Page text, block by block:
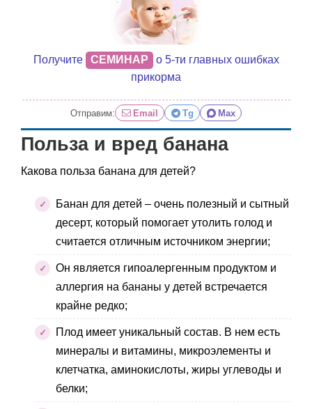
Получите СЕМИНАР
о 5-ти главных ошибках
прикорма
Отправим: Email Tg Max
Польза и вред банана
Какова польза банана для детей?
Банан для детей – очень полезный и сытный
десерт, который помогает утолить голод и
считается отличным источником энергии;
Он является гипоалергенным продуктом и
аллергия на бананы у детей встречается
крайне редко;
Плод имеет уникальный состав. В нем есть
минералы и витамины, микроэлементы и
клетчатка, аминокислоты, жиры углеводы и
белки;